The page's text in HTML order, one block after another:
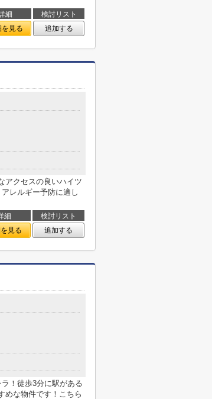
細
検討リスト
を見る 追加する
アクセスの良いハイツ
レルギー予防に適し
細
検討リスト
見る 追加する
！徒歩3分に駅がある
めな物件です！こちら